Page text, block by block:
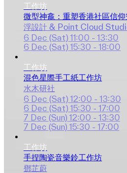
工作坊
微型神龕：重塑香港社區信仰
浮設計 & Point Cloud
6 Dec (Sat) 11:00 - 13:30
6 Dec (Sat) 15:30 - 18:00
工作坊
混色星際手工紙工作坊
水木研社
6 Dec (Sat) 12:00 - 13:30
6 Dec (Sat) 15:30 - 17:00
7 Dec (Sun) 12:00 - 13:30
7 Dec (Sun) 15:30 - 17:00
工作坊
手捏陶瓷音樂鈴工作坊
鄧芷蔚